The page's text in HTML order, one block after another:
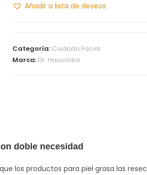
Añadir a lista de deseos
Categoría: Cuidado Facial
Marca: Dr. Hauschka
doble necesidad
los productos para piel grasa las